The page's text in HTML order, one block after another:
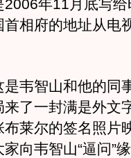
年11月底写给
相府的地址从电
智山和他的同
了一封满是外文
莱尔的签名照片
向韦智山“逼问”